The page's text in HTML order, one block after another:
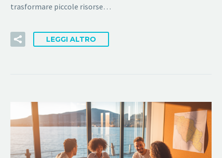
trasformare piccole risorse…
LEGGI ALTRO